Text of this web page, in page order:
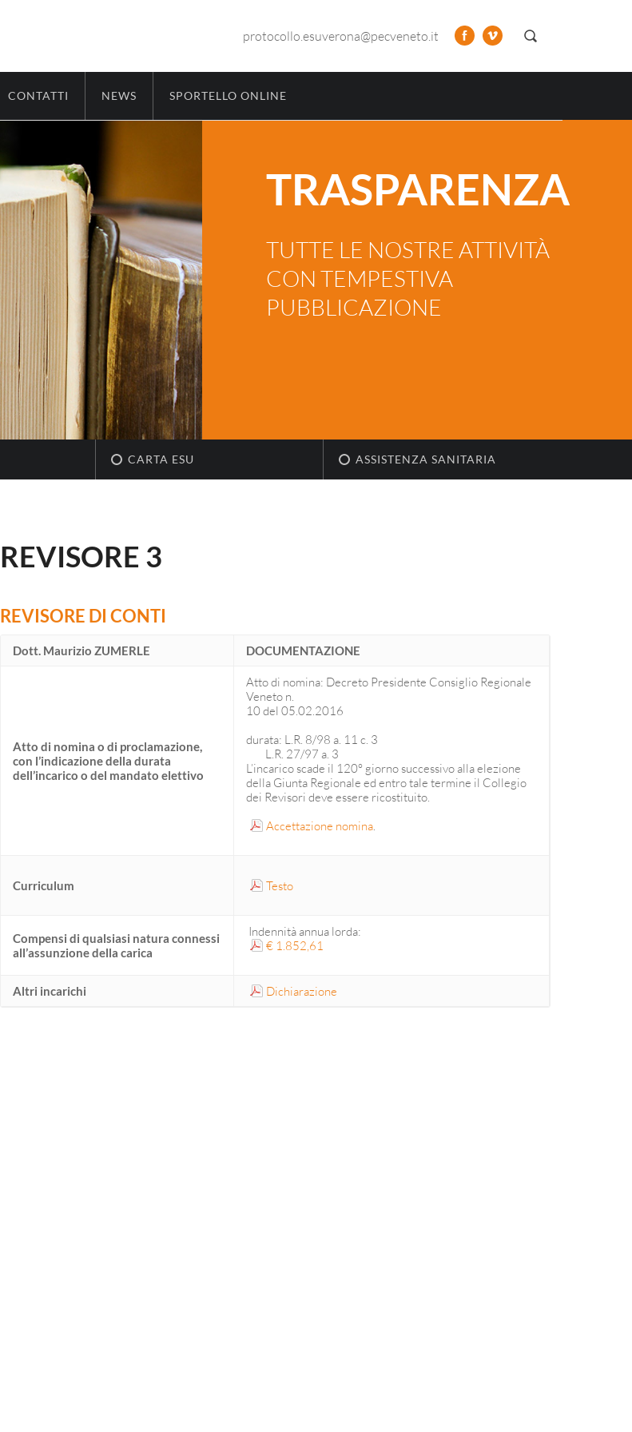
protocollo.esuverona@pecveneto.it
CONTATTI NEWS SPORTELLO ONLINE
TRASPARENZA
TUTTE LE NOSTRE ATTIVITÀ
CON TEMPESTIVA
PUBBLICAZIONE
CARTA ESU ASSISTENZA SANITARIA
REVISORE 3
REVISORE DI CONTI
Dott. Maurizio ZUMERLE DOCUMENTAZIONE
Atto di nomina o di proclamazione,
con l’indicazione della durata
dell’incarico o del mandato elettivo
Atto di nomina: Decreto Presidente Consiglio Regionale
Veneto n.
10 del 05.02.2016
durata: L.R. 8/98 a. 11 c. 3
L.R. 27/97 a. 3
L’incarico scade il 120° giorno successivo alla elezione
della Giunta Regionale ed entro tale termine il Collegio
dei Revisori deve essere ricostituito.
Accettazione nomina
Curriculum Testo
Compensi di qualsiasi natura connessi
all’assunzione della carica
Indennità annua lorda:
€ 1.852,61
Altri incarichi Dichiarazione